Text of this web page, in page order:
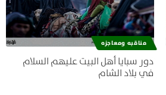
مناقبه ومعاجزه
دور سبايا أهل البيت عليهم السلام
في بلاد الشام